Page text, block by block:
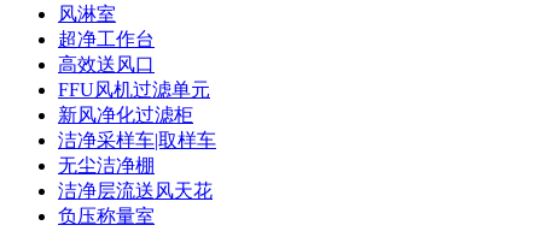
风淋室
超净工作台
高效送风口
FFU风机过滤单元
新风净化过滤柜
洁净采样车|取样车
无尘洁净棚
洁净层流送风天花
负压称量室